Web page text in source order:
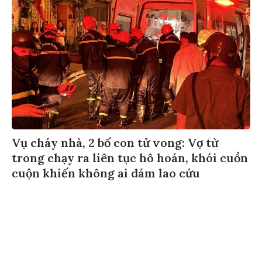
Vụ cháy nhà, 2 bố con tử vong: Vợ từ
trong chạy ra liên tục hô hoán, khói cuồn
cuộn khiến không ai dám lao cứu